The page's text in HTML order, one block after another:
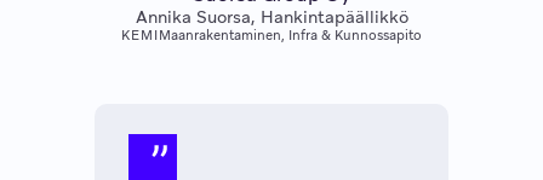
Annika Suorsa, Hankintapäällikkö
KEMIMaanrakentaminen, Infra & Kunnossapito